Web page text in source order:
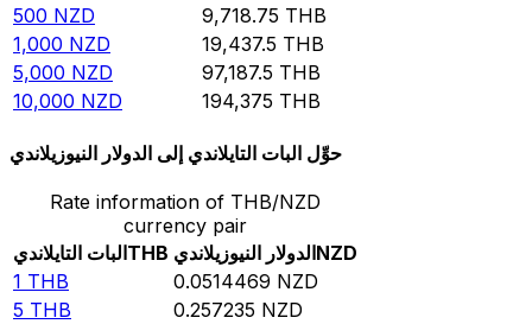
500 NZD 9,718.75 THB
1,000 NZD 19,437.5 THB
5,000 NZD 97,187.5 THB
10,000 NZD 194,375 THB
حوِّل البات التايلاندي إلى الدولار النيوزيلاندي
Rate information of THB/NZD
currency pair
البات التايلانديTHB الدولار النيوزيلانديNZD
1 THB 0.0514469 NZD
5 THB 0.257235 NZD